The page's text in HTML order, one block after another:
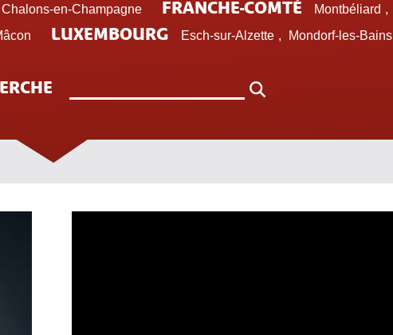
Chalons-en-Champagne FRANCHE-COMTÉ Montbéliard ,
LUXEMBOURG Esch-sur-Alzette , Mondorf-les-Bains